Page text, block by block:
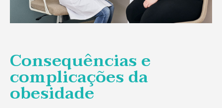
Consequências e
complicações da
obesidade